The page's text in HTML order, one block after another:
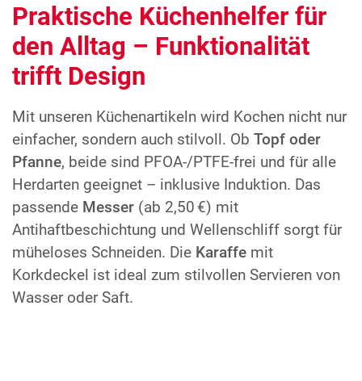
Praktische Küchenhelfer für
den Alltag – Funktionalität
trifft Design
Mit unseren Küchenartikeln wird Kochen nicht nur
einfacher, sondern auch stilvoll. Ob Topf oder
Pfanne, beide sind PFOA-/PTFE-frei und für alle
Herdarten geeignet – inklusive Induktion. Das
passende Messer (ab 2,50 €) mit
Antihaftbeschichtung und Wellenschliff sorgt für
müheloses Schneiden. Die Karaffe mit
Korkdeckel ist ideal zum stilvollen Servieren von
Wasser oder Saft.